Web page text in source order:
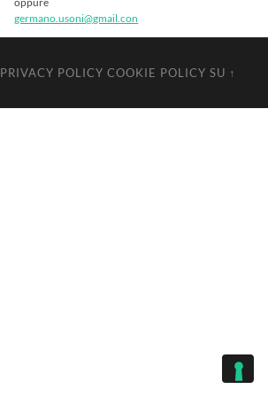
germano.usoni@gmail.con
PRIVACY POLICY COOKIE POLICY SU ↑